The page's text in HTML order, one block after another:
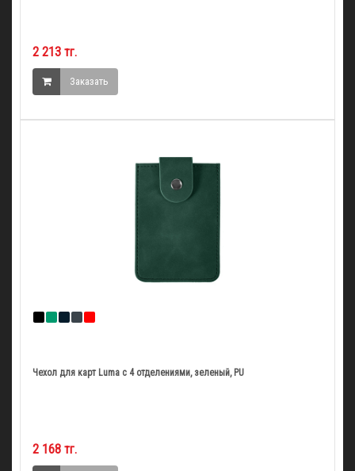
2 213 тг.
Заказать
Чехол для карт Luma с 4 отделениями, зеленый, PU
2 168 тг.